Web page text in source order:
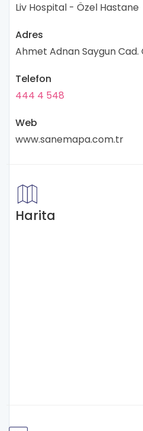
Liv Hospital - Özel Hastane
Adres
Ahmet Adnan Saygun Cad.
Telefon
444 4 548
Web
www.sanemapa.com.tr
Harita